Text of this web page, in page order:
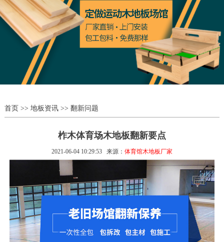
首页>> 地板资讯>> 翻新问题
柞木体育场木地板翻新要点
2021-06-04 10:29:53 来源： 体育馆木地板厂家